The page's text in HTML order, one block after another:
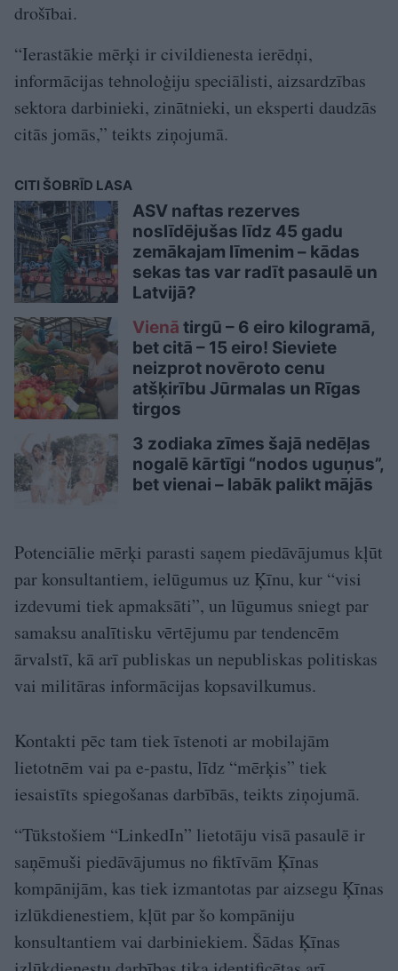
drošībai.
“Ierastākie mērķi ir civildienesta ierēdņi,
informācijas tehnoloģiju speciālisti, aizsardzības
sektora darbinieki, zinātnieki, un eksperti daudzās
citās jomās,” teikts ziņojumā.
CITI ŠOBRĪD LASA
ASV naftas rezerves
noslīdējušas līdz 45 gadu
zemākajam līmenim – kādas
sekas tas var radīt pasaulē un
Latvijā?
Vienā tirgū – 6 eiro kilogramā,
bet citā – 15 eiro! Sieviete
neizprot novēroto cenu
atšķirību Jūrmalas un Rīgas
tirgos
3 zodiaka zīmes šajā nedēļas
nogalē kārtīgi “nodos uguņus”,
bet vienai – labāk palikt mājās
Potenciālie mērķi parasti saņem piedāvājumus kļūt
par konsultantiem, ielūgumus uz Ķīnu, kur “visi
izdevumi tiek apmaksāti”, un lūgumus sniegt par
samaksu analītisku vērtējumu par tendencēm
ārvalstī, kā arī publiskas un nepubliskas politiskas
vai militāras informācijas kopsavilkumus.
Kontakti pēc tam tiek īstenoti ar mobilajām
lietotnēm vai pa e-pastu, līdz “mērķis” tiek
iesaistīts spiegošanas darbībās, teikts ziņojumā.
“Tūkstošiem “LinkedIn” lietotāju visā pasaulē ir
saņēmuši piedāvājumus no fiktīvām Ķīnas
kompānijām, kas tiek izmantotas par aizsegu Ķīnas
izlūkdienestiem, kļūt par šo kompāniju
konsultantiem vai darbiniekiem. Šādas Ķīnas